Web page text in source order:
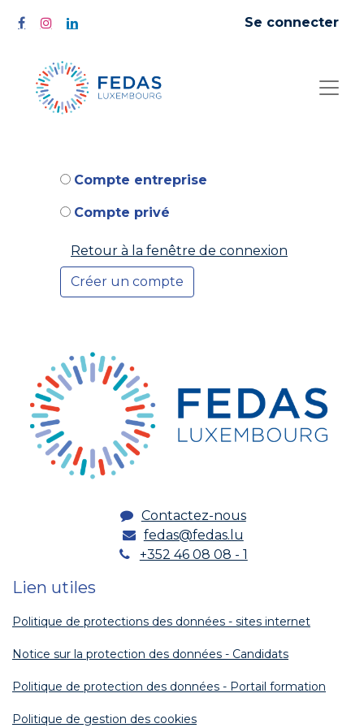
Se connecter
Compte entreprise
Compte privé
Retour à la fenêtre de connexion
Créer un compte
Contactez-nous
fedas@fedas.lu
+352 46 08 08 - 1
Lien utiles
Politique de protections des données - sites internet
Notice sur la protection des données - Candidats
Politique de protection des données - Portail formation
Politique de gestion des cookies